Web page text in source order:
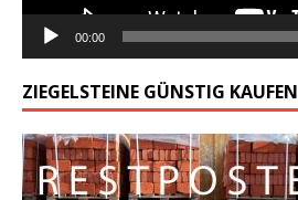
00:00
ZIEGELSTEINE GÜNSTIG KAUFEN